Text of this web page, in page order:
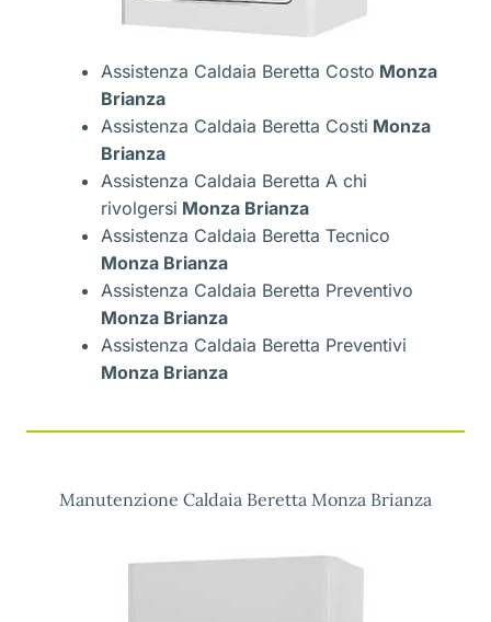
Assistenza Caldaia Beretta Costo Monza
Brianza
Assistenza Caldaia Beretta Costi Monza
Brianza
Assistenza Caldaia Beretta A chi
rivolgersi Monza Brianza
Assistenza Caldaia Beretta Tecnico
Monza Brianza
Assistenza Caldaia Beretta Preventivo
Monza Brianza
Assistenza Caldaia Beretta Preventivi
Monza Brianza
Manutenzione Caldaia Beretta Monza Brianza